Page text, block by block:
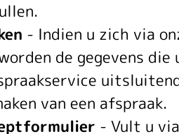
- Indien u zich via
de gegevens
van een afspraak.
- Vult u